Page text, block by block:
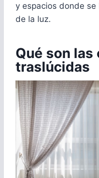
y espacios donde
de la luz.
Qué son
traslúcidas